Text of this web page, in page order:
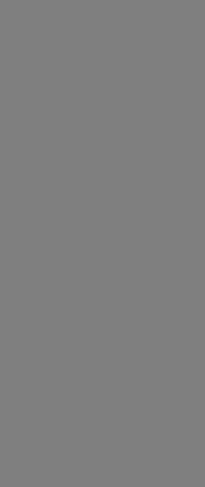
tilstrækkeligt med kraft